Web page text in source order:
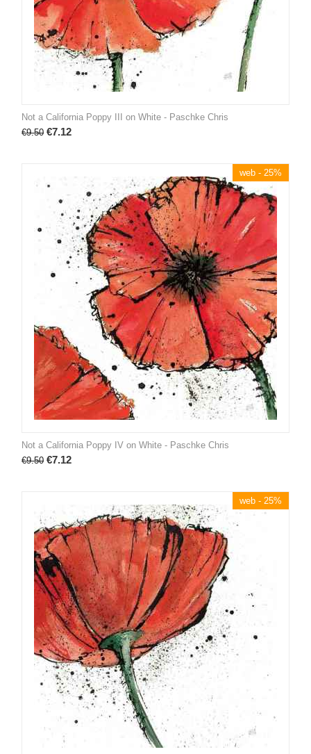
Not a California Poppy III on White - Paschke Chris
€9.50 €7.12
web - 25%
Not a California Poppy IV on White - Paschke Chris
€9.50 €7.12
web - 25%